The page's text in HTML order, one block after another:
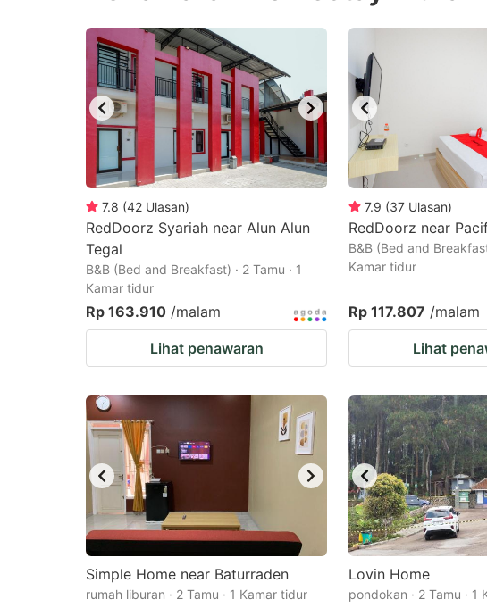
mark
key
to
get
keyboard
shortcuts
for
dates.
key
get
the
keyboard
shortcuts
for
changing
7.8 (42 Ulasan)
RedDoorz Syariah near Alun Alun
Tegal
B&B (Bed and Breakfast) · 2 Tamu · 1
Kamar tidur
Rp 163.910 /malam
Lihat penawaran
7.9 (37 Ulasan)
RedDoorz near
B&B (Bed and
Kamar tidur
Rp 117.807 /malam
Lihat
Simple Home near Baturraden
rumah liburan · 2 Tamu · 1 Kamar tidur
Lovin Home
pondokan · 2 Tamu · 1